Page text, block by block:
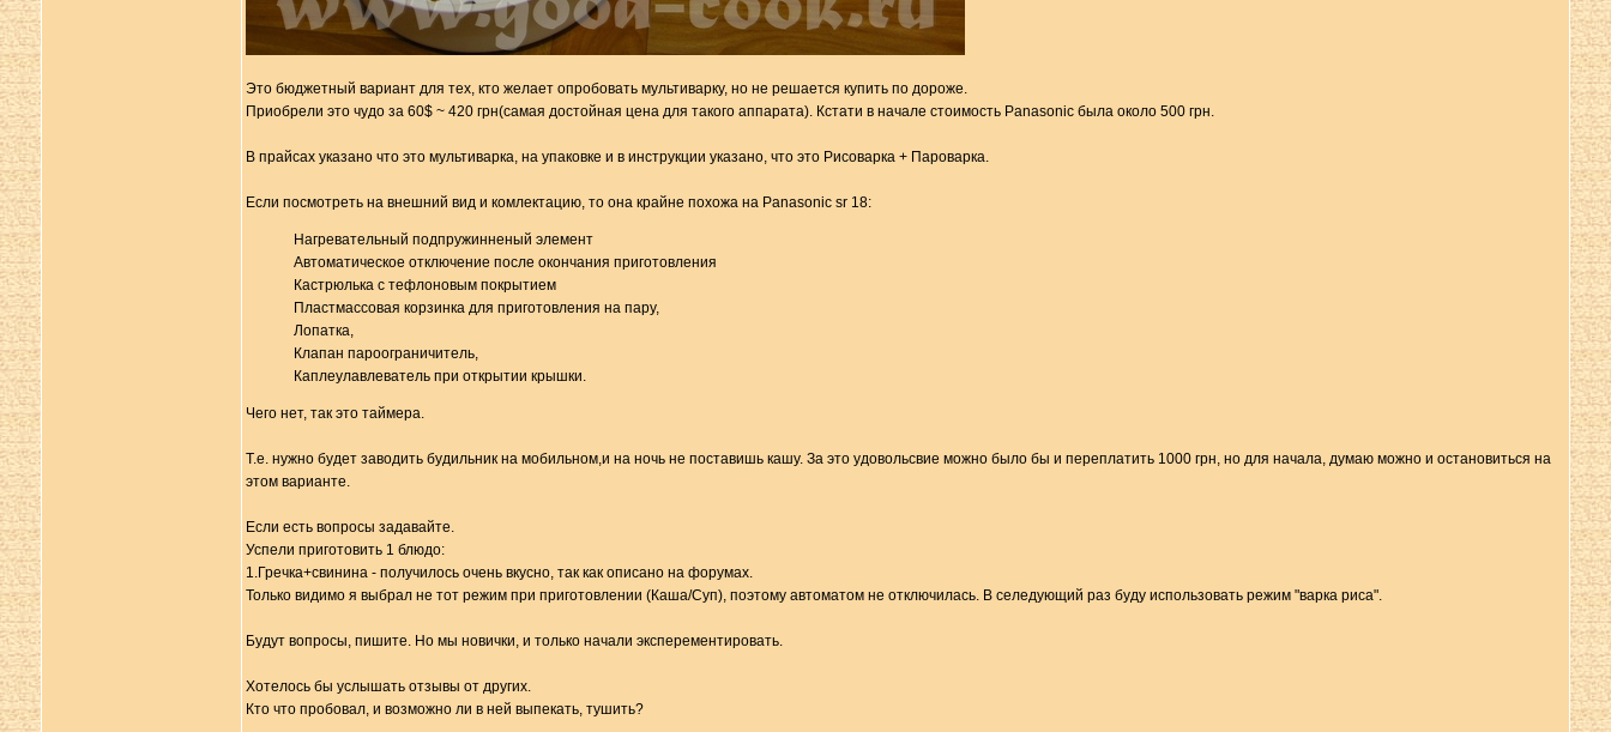
Это бюджетный вариант для тех, кто желает опробовать мультиварку, но не решается купить по дороже.
Приобрели это чудо за 60$ ~ 420 грн(самая достойная цена для такого аппарата). Кстати в начале стоимость Panasonic была около 500 грн.
В прайсах указано что это мультиварка, на упаковке и в инструкции указано, что это Рисоварка + Пароварка.
Если посмотреть на внешний вид и комлектацию, то она крайне похожа на Panasonic sr 18:
Нагревательный подпружинненый элемент
Автоматическое отключение после окончания приготовления
Кастрюлька с тефлоновым покрытием
Пластмассовая корзинка для приготовления на пару,
Лопатка,
Клапан пароограничитель,
Каплеулавлеватель при открытии крышки.
Чего нет, так это таймера.
Т.е. нужно будет заводить будильник на мобильном,и на ночь не поставишь кашу. За это удовольсвие можно было бы и переплатить 1000 грн, но для начала, думаю можно и остановиться на
этом варианте.
Если есть вопросы задавайте.
Успели приготовить 1 блюдо:
1.Гречка+свинина - получилось очень вкусно, так как описано на форумах.
Только видимо я выбрал не тот режим при приготовлении (Каша/Суп), поэтому автоматом не отключилась. В селедующий раз буду использовать режим "варка риса".
Будут вопросы, пишите. Но мы новички, и только начали эксперементировать.
Хотелось бы услышать отзывы от других.
Кто что пробовал, и возможно ли в ней выпекать, тушить?